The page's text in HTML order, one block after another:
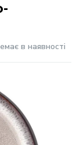
в наявності